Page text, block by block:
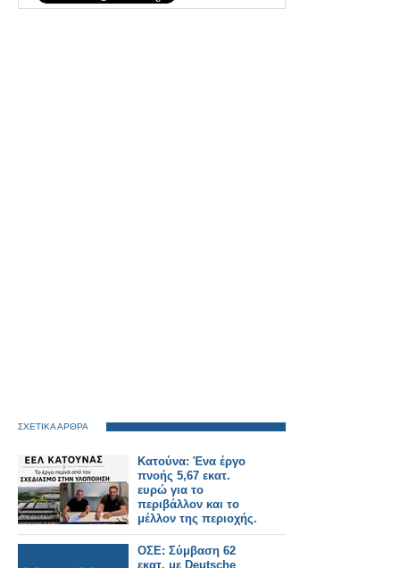
ΣΧΕΤΙΚΑ ΑΡΘΡΑ
Κατούνα: Ένα έργο
πνοής 5,67 εκατ.
ευρώ για το
περιβάλλον και το
μέλλον της περιοχής.
ΟΣΕ: Σύμβαση 62
εκατ. με Deutsche